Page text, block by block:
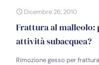
Dicembre 26, 2010
Frattura al malleolo:
attività subacquea?
Rimozione gesso per